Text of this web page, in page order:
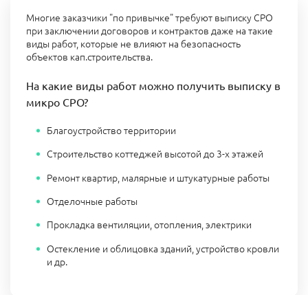
Многие заказчики "по привычке" требуют выписку СРО
при заключении договоров и контрактов даже на такие
виды работ, которые не влияют на безопасность
объектов кап.строительства.
На какие виды работ можно получить выписку в
микро СРО?
Благоустройство территории
Строительство коттеджей высотой до 3-х этажей
Ремонт квартир, малярные и штукатурные работы
Отделочные работы
Прокладка вентиляции, отопления, электрики
Остекление и облицовка зданий, устройство кровли
и др.